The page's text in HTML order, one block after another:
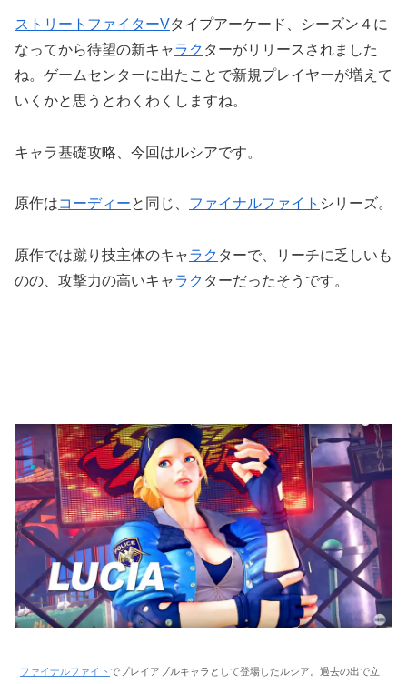
ストリートファイターVタイプアーケード、シーズン４に
なってから待望の新キャラク ターがリリースされました
ね。ゲームセンターに出たことで新規プレイヤーが増えて
いくかと思うとわくわくしますね。
キャラ基礎攻略、今回はルシアです。
原作はコーディーと同じ、 ファイナルファイト シリーズ。
原作では蹴り技主体のキャラク ターで、リーチに乏しいも
のの、攻撃力の高いキャラク ターだったそうです。
ファイナルファイト でプレイアブルキャラとして登場したルシア。過去の出で立